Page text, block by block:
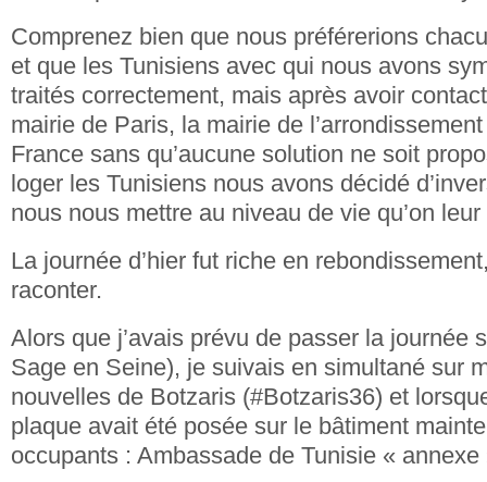
Comprenez bien que nous préférerions
et que les Tunisiens avec qui nous avons
traités correctement, mais après avoir
mairie de Paris, la mairie de
France sans qu’aucune solution ne soit
loger les Tunisiens nous avons décidé
nous nous mettre au niveau de vie qu’on
La journée d’hier fut riche en
raconter.
Alors que j’avais prévu de passer la journée
Sage en Seine), je suivais en simultané sur
nouvelles de Botzaris (#Botzaris36) et
plaque avait été posée sur le bâtiment
occupants : Ambassade de Tunisie « annexe